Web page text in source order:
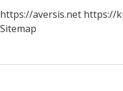
https://aversis.net https://
Sitemap